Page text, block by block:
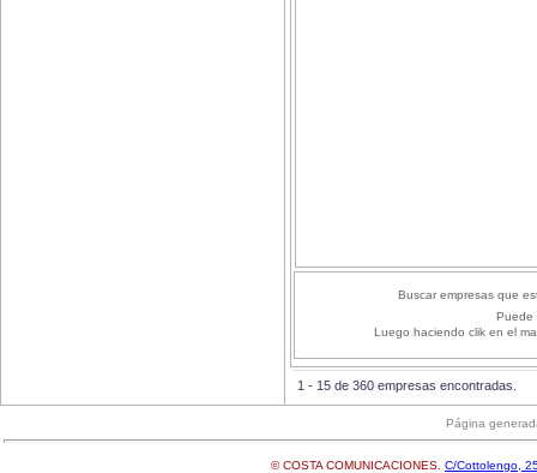
Buscar empresas que
Puede
Luego haciendo clik en el
1 - 15 de 360 empresas encontradas.
Página
© COSTA COMUNICACIONES. C/Cottolengo,